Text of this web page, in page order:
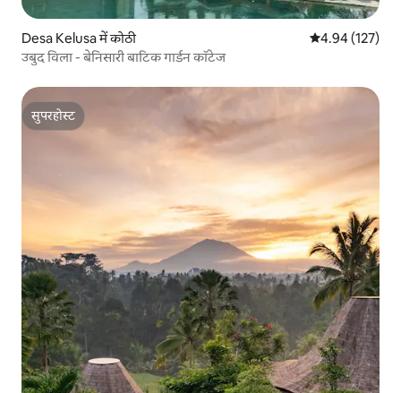
Desa Kelusa में कोठी औसत रेटिंग 5 में से
4.94 (127)
उबुद विला - बेनिसारी बाटिक गार्डन कॉटेज
सुपरहोस्ट
सुपरहोस्ट